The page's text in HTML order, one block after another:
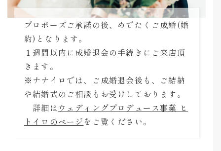
プロポーズご承諾の後、めでたくご成婚(婚
約)となります。
１週間以内に成婚退会の手続きにご来店頂
きます。
※ナナイロでは、ご成婚退会後も、ご結納
や結婚式のご相談もお受けしております。
詳細は ウェディングプロデュース事業 ヒ
トイロのページをご覧ください。